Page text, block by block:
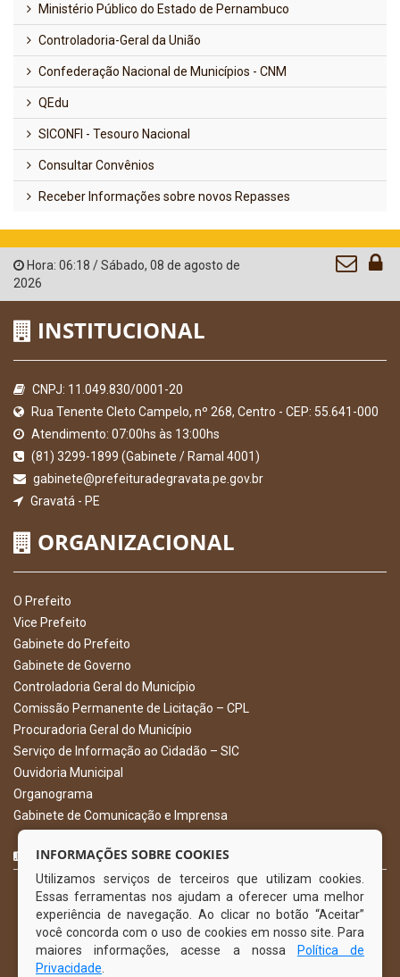
Ministério Público do Estado de Pernambuco
Controladoria-Geral da União
Confederação Nacional de Municípios - CNM
QEdu
SICONFI - Tesouro Nacional
Consultar Convênios
Receber Informações sobre novos Repasses
Hora: 06:18 /Sábado, 08 de agosto de
2026
INSTITUCIONAL
CNPJ: 11.049.830/0001-20
Rua Tenente Cleto Campelo, nº 268, Centro - CEP: 55.641-000
Atendimento: 07:00hs às 13:00hs
(81) 3299-1899 (Gabinete / Ramal 4001)
gabinete@prefeituradegravata.pe.gov.br
Gravatá - PE
ORGANIZACIONAL
O Prefeito
Vice Prefeito
Gabinete do Prefeito
Gabinete de Governo
Controladoria Geral do Município
Comissão Permanente de Licitação – CPL
Procuradoria Geral do Município
Serviço de Informação ao Cidadão – SIC
Ouvidoria Municipal
Organograma
Gabinete de Comunicação e Imprensa
CURTA NOSSA FAN PAGE
INFORMAÇÕES SOBRE COOKIES
Utilizamos serviços de terceiros que utilizam cookies.
Essas ferramentas nos ajudam a oferecer uma melhor
experiência de navegação. Ao clicar no botão “Aceitar”
você concorda com o uso de cookies em nosso site. Para
maiores informações, acesse a nossa
Política de
Privacidade